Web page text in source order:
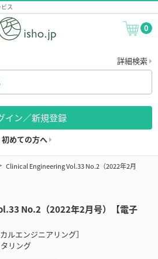
ス
0
詳細検索
イン／新規登録
初めての方へ
Clinical Engineering Vol.33 No.2（2022年2月
No.2（2022年2月号）【電子
ルエンジニアリング］
リング